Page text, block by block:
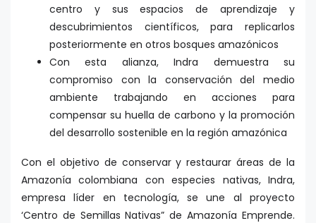
centro y sus espacios de aprendizaje y
descubrimientos científicos, para replicarlos
posteriormente en otros bosques amazónicos
Con esta alianza, Indra demuestra su
compromiso con la conservación del medio
ambiente trabajando en acciones para
compensar su huella de carbono y la promoción
del desarrollo sostenible en la región amazónica
Con el objetivo de conservar y restaurar áreas de la
Amazonía colombiana con especies nativas, Indra,
empresa líder en tecnología, se une al proyecto
‘Centro de Semillas Nativas” de Amazonía Emprende.